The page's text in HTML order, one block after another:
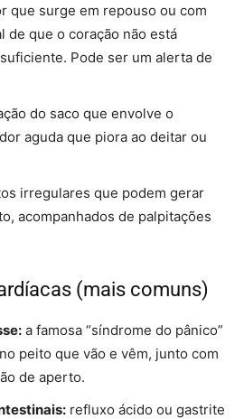
que surge em repouso ou com
de que o coração não está
Pode ser um alerta de
do saco que envolve o
aguda que piora ao deitar ou
irregulares que podem gerar
acompanhados de palpitações
(mais comuns)
a famosa “síndrome do pânico”
peito que vão e vêm, junto com
de aperto.
refluxo ácido ou gastrite